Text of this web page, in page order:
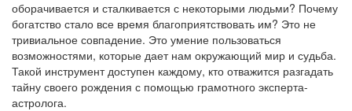
оборачивается и сталкивается с некоторыми людьми? Почему
богатство стало все время благоприятствовать им? Это не
тривиальное совпадение. Это умение пользоваться
возможностями, которые дает нам окружающий мир и судьба.
Такой инструмент доступен каждому, кто отважится разгадать
тайну своего рождения с помощью грамотного эксперта-
астролога.